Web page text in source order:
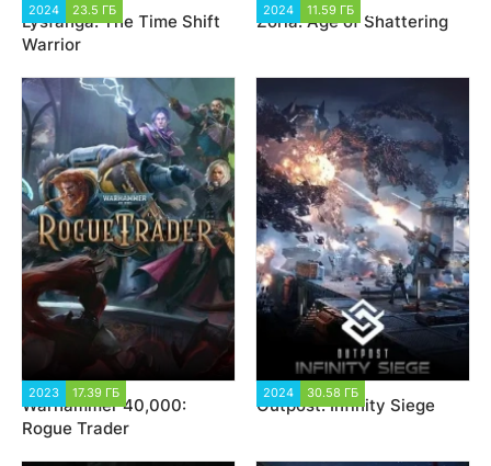
2024 23.5 ГБ
Lysfanga: The Time Shift
Warrior
2024 11.59 ГБ
Zoria: Age of Shattering
2023 17.39 ГБ
Warhammer 40,000:
Rogue Trader
2024 30.58 ГБ
Outpost: Infinity Siege